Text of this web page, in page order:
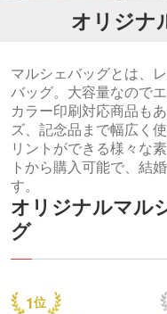
オリジナ
マルシェバッグとは、
バッグ。大容量なので
カラー印刷対応商品も
ズ、記念品まで幅広く
リントができる様々な
トから購入可能で、結
す。
オリジナルマル
グ
1